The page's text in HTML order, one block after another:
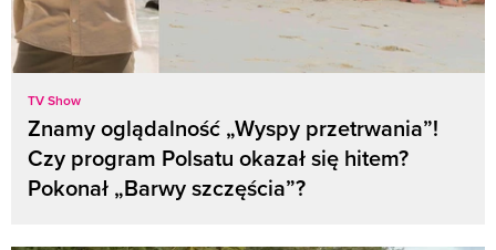
TV Show
Znamy oglądalność „Wyspy przetrwania”!
Czy program Polsatu okazał się hitem?
Pokonał „Barwy szczęścia”?